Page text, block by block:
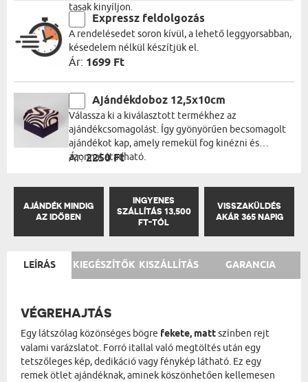
tasak kinyíljon.
Expressz feldolgozás
A rendelésedet soron kívül, a lehető leggyorsabban,
késedelem nélkül készítjük el.
Ár: 1699 Ft
Ajándékdoboz 12,5x10cm
Válassza ki a kiválasztott termékhez az
ajándékcsomagolást. Így gyönyörűen becsomagolt
ajándékot kap, amely remekül fog kinézni és
azonnal átadható.
Ár:2250 Ft
AJÁNDÉK MINDIG
AZ IDŐBEN
INGYENES
SZÁLLÍTÁS 13,500
FT-TÓL
VISSZAKÜLDÉS
AKÁR 365 NAPIG
LEÍRÁS KIEGÉSZÍTŐK KISZÁLLÍTÁS GARANCIA
VÉGREHAJTÁS
Egy látszólag közönséges bögre fekete, mattszínben rejt
valami varázslatot. Forró itallal való megtöltés után egy
tetszőleges kép, dedikáció vagy fénykép látható. Ez egy
remek ötlet ajándéknak, aminek köszönhetően kellemesen